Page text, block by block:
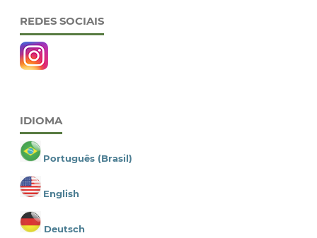
REDES SOCIAIS
IDIOMA
Português (Brasil)
English
Deutsch